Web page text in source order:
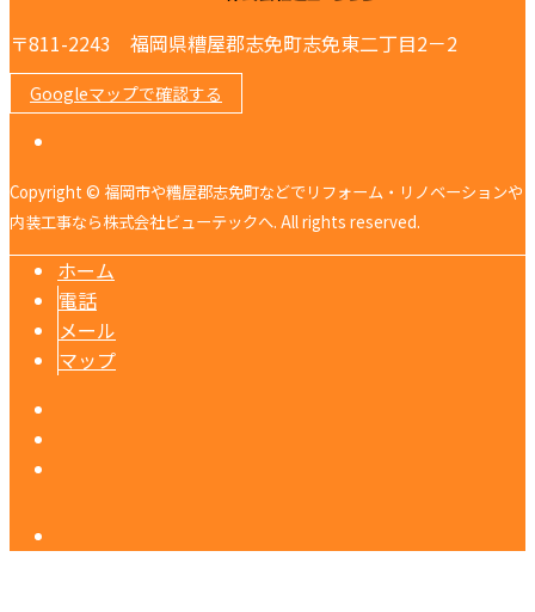
〒811-2243 福岡県糟屋郡志免町志免東二丁目2－2
Googleマップで確認する
Copyright © 福岡市や糟屋郡志免町などでリフォーム・リノベーションや
内装工事なら株式会社ビューテックへ. All rights reserved.
ホーム
電話
メール
マップ